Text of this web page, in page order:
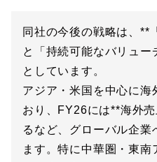
同社の今後の戦略は、**
と「持続可能なバリュ
としています。
アジア・米国を中心に海
おり、FY26には**海外
るなど、グローバル企業
ます。特に中華圏・東南